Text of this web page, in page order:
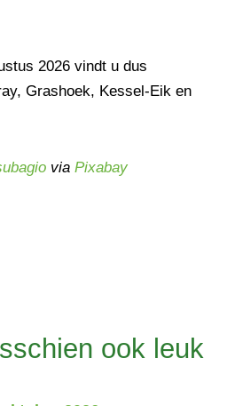
2026 vindt u dus
Grashoek, Kessel-Eik en
via Pixabay
ook leuk